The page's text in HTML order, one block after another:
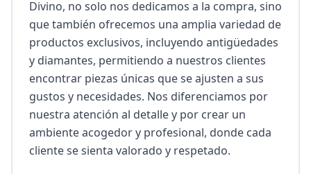
Divino, no solo nos dedicamos a la compra, sino
que también ofrecemos una amplia variedad de
productos exclusivos, incluyendo antigüedades
y diamantes, permitiendo a nuestros clientes
encontrar piezas únicas que se ajusten a sus
gustos y necesidades. Nos diferenciamos por
nuestra atención al detalle y por crear un
ambiente acogedor y profesional, donde cada
cliente se sienta valorado y respetado.